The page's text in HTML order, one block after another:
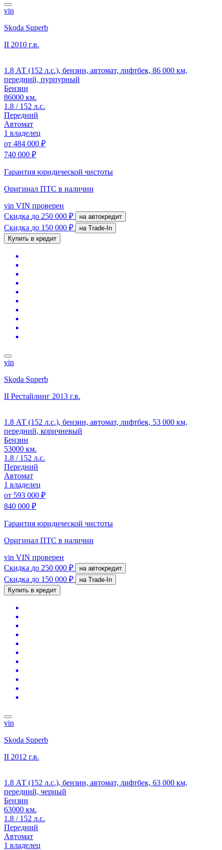
vin
Skoda Superb
II 2010 г.в.
1.8 АТ (152 л.с.), бензин, автомат, лифтбек, 86 000 км,
передний, пурпурный
Бензин
86000 км.
1.8 / 152 л.с.
Передний
Автомат
1 владелец
от 484 000 ₽
740 000 ₽
Гарантия юридической чистоты
Оригинал ПТС в наличии
vin VIN проверен
Скидка до 250 000 ₽ на автокредит
Скидка до 150 000 ₽
на Trade-In
Купить в кредит
vin
Skoda Superb
II Рестайлинг 2013 г.в.
1.8 АТ (152 л.с.), бензин, автомат, лифтбек, 53 000 км,
передний, коричневый
Бензин
53000 км.
1.8 / 152 л.с.
Передний
Автомат
1 владелец
от 593 000 ₽
840 000 ₽
Гарантия юридической чистоты
Оригинал ПТС в наличии
vin VIN проверен
Скидка до 250 000 ₽ на автокредит
Скидка до 150 000 ₽
на Trade-In
Купить в кредит
vin
Skoda Superb
II 2012 г.в.
1.8 АТ (152 л.с.), бензин, автомат, лифтбек, 63 000 км,
передний, черный
Бензин
63000 км.
1.8 / 152 л.с.
Передний
Автомат
1 владелец